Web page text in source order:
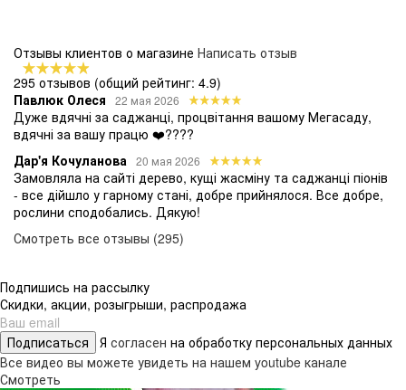
Отзывы клиентов о магазине Написать отзыв
295 отзывов (общий рейтинг: 4.9)
Павлюк Олеся
22 мая 2026
Дуже вдячні за саджанці, процвітання вашому Мегасаду,
вдячні за вашу працю ❤️????
Дар'я Кочуланова 20 мая 2026
Замовляла на сайті дерево, кущі жасміну та саджанці піонів
- все дійшло у гарному стані, добре прийнялося. Все добре,
рослини сподобались. Дякую!
Смотреть все отзывы (295)
Подпишись на рассылку
Скидки, акции, розыгрыши, распродажа
Подписаться Я согласен на обработку персональных данных
Все видео вы можете увидеть на нашем youtube канале
Смотреть